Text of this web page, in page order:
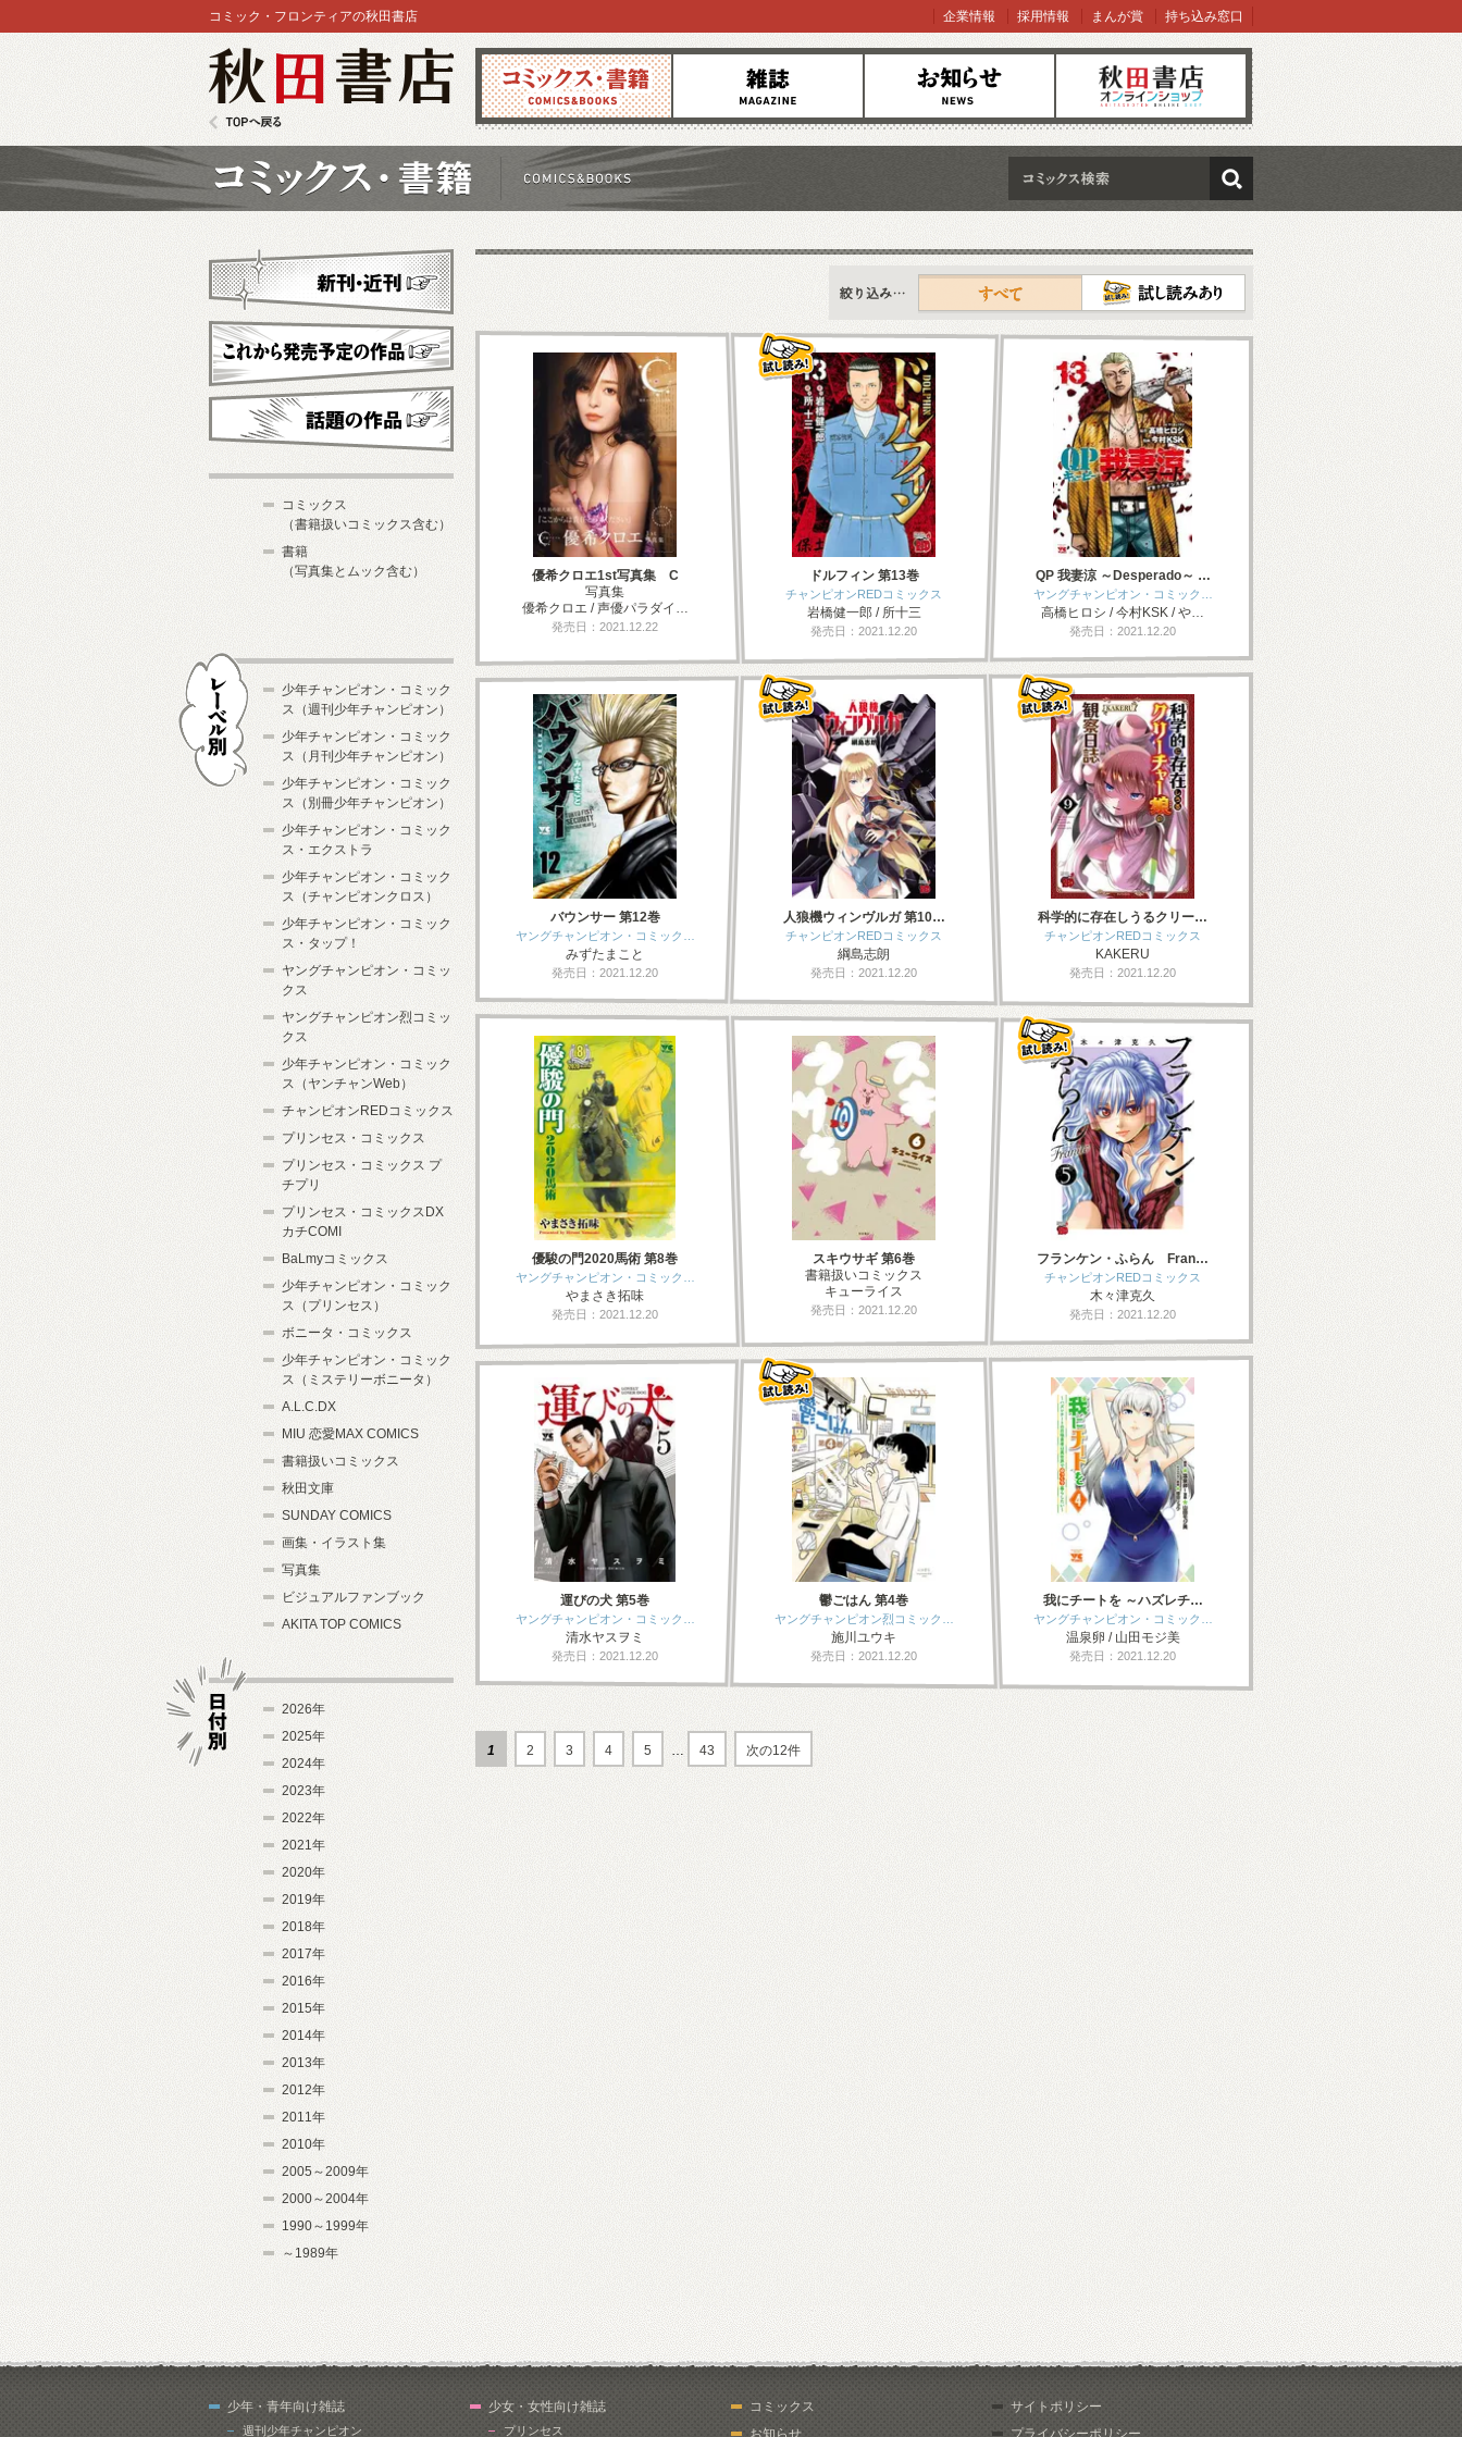
コミックス 雑誌 お知らせ オンラインショップ
コミック・フロンティアの秋田書店 企業情報 採用情報 まんが賞 持ち込み窓口
検索
新刊情報
すべて
優希クロエ1st写真集 C
写真集
優希クロエ / 声優パラダイ…
発売日：2021.12.22
ドルフィン 第13巻
チャンピオンREDコミックス
岩橋健一郎 / 所十三
発売日：2021.12.20
QP 我妻涼 ～Desperado～ …
ヤングチャンピオン・コミック…
高橋ヒロシ / 今村KSK / や…
発売日：2021.12.20
バウンサー 第12巻
ヤングチャンピオン・コミック…
みずたまこと
発売日：2021.12.20
人狼機ウィンヴルガ 第10…
チャンピオンREDコミックス
綱島志朗
発売日：2021.12.20
科学的に存在しうるクリー…
チャンピオンREDコミックス
KAKERU
発売日：2021.12.20
優駿の門2020馬術 第8巻
ヤングチャンピオン・コミック…
やまさき拓味
発売日：2021.12.20
スキウサギ 第6巻
書籍扱いコミックス
キューライス
発売日：2021.12.20
フランケン・ふらん Fran…
チャンピオンREDコミックス
木々津克久
発売日：2021.12.20
運びの犬 第5巻
ヤングチャンピオン・コミック…
清水ヤスヲミ
発売日：2021.12.20
鬱ごはん 第4巻
ヤングチャンピオン烈コミック…
施川ユウキ
発売日：2021.12.20
我にチートを ～ハズレチ…
ヤングチャンピオン・コミック…
温泉卵 / 山田モジ美
発売日：2021.12.20
1 2 3 4 5 … 43 次の12件
新刊・近刊
これから発売予定
コミックス
（書籍扱いコミックス含む）
書籍
（写真集とムック含む）
少年チャンピオン・コミック
ス（週刊少年チャンピオン）
少年チャンピオン・コミック
ス（月刊少年チャンピオン）
少年チャンピオン・コミック
ス（別冊少年チャンピオン）
少年チャンピオン・コミック
ス・エクストラ
少年チャンピオン・コミック
ス（チャンピオンクロス）
少年チャンピオン・コミック
ス・タップ！
ヤングチャンピオン・コミッ
クス
ヤングチャンピオン烈コミッ
クス
少年チャンピオン・コミック
ス（ヤンチャンWeb）
チャンピオンREDコミックス
プリンセス・コミックス
プリンセス・コミックス プ
チプリ
プリンセス・コミックスDX
カチCOMI
BaLmyコミックス
少年チャンピオン・コミック
ス（プリンセス）
ボニータ・コミックス
少年チャンピオン・コミック
ス（ミステリーボニータ）
A.L.C.DX
MIU 恋愛MAX COMICS
書籍扱いコミックス
秋田文庫
SUNDAY COMICS
画集・イラスト集
写真集
ビジュアルファンブック
AKITA TOP COMICS
2026年
2025年
2024年
2023年
2022年
2021年
2020年
2019年
2018年
2017年
2016年
2015年
2014年
2013年
2012年
2011年
2010年
2005～2009年
2000～2004年
1990～1999年
～1989年
少年・青年向け雑誌
週刊少年チャンピオン
少女・女性向け雑誌
プリンセス
コミックス
お知らせ
サイトポリシー
プライバシーポリシー